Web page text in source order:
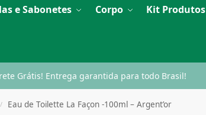
e Sabonetes Corpo Kit Produtos
Grátis! Entrega garantida para todo Brasil!
/ Eau de Toilette La Façon -100ml – Argent’or